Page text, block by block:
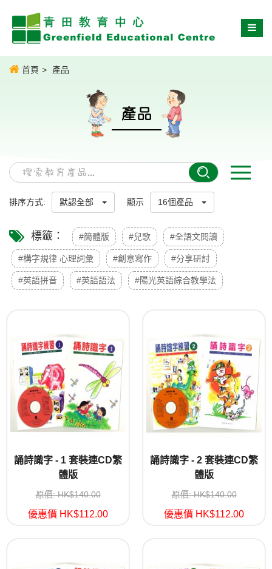
首頁 產品
產品
排序方式: 默認全部 顯示 16個產品
標籤： #簡體版 #兒歌 #全語文閱讀
#構字規律 心理詞彙 #創意寫作 #分享研討
#英語拼音 #英語語法 #陽光英語綜合教學法
誦詩識字 - 1 套裝連CD繁
體版
原價: HK$140.00
優惠價 HK$112.00
誦詩識字 - 2 套裝連CD繁
體版
原價: HK$140.00
優惠價 HK$112.00